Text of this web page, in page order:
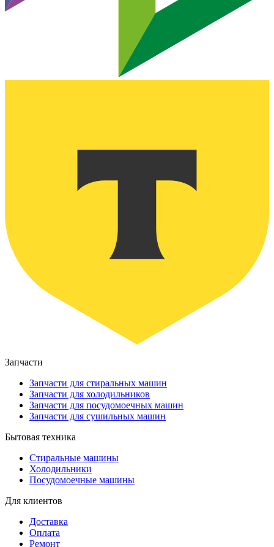
Запчасти
Запчасти для стиральных машин
Запчасти для холодильников
Запчасти для посудомоечных машин
Запчасти для сушильных машин
Бытовая техника
Стиральные машины
Холодильники
Посудомоечные машины
Для клиентов
Доставка
Оплата
Ремонт